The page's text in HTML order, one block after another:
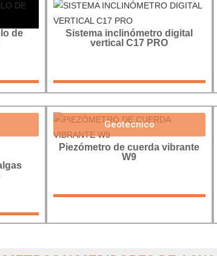
de
Sistema inclinómetro digital
vertical C17 PRO
Geotecnico
Piezómetro de cuerda vibrante
W9